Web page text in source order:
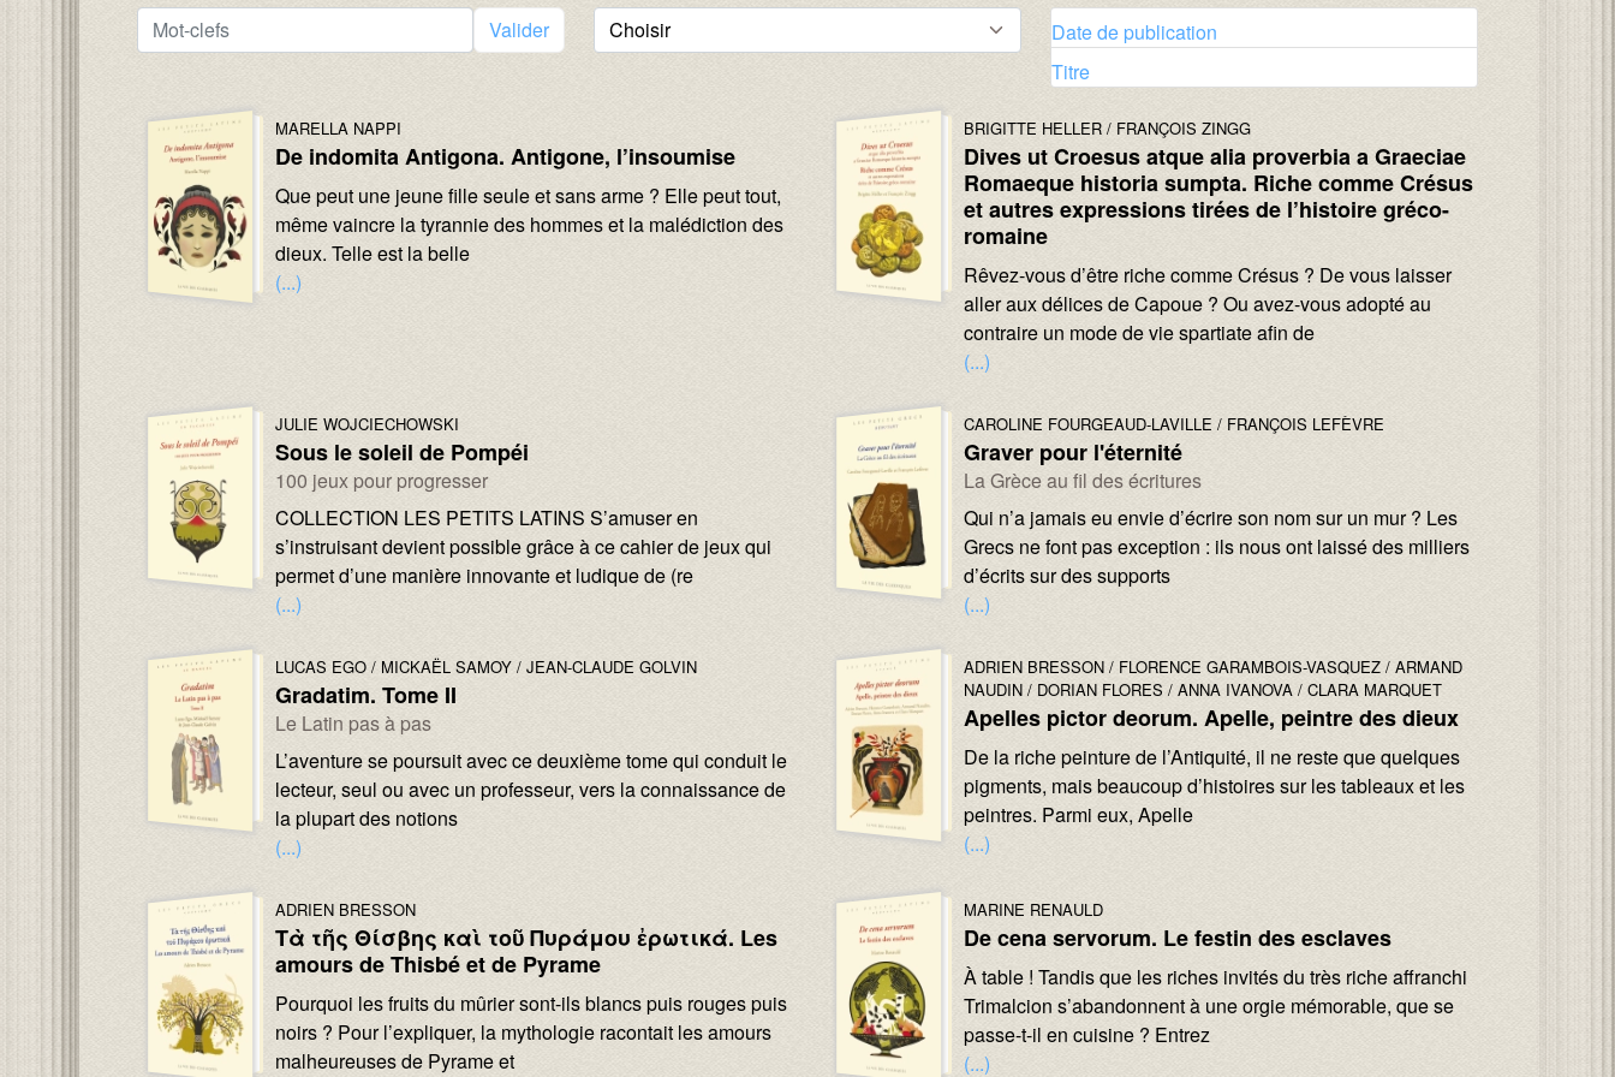
Valider
Date de publication
Titre
Image :
Image : AUTEURS :
MARELLA NAPPI
De indomita Antigona. Antigone, l’insoumise
Texte :
Que peut une jeune fille seule et sans arme ? Elle peut tout,
même vaincre la tyrannie des hommes et la malédiction des
dieux. Telle est la belle
(...)
Image :
Image : AUTEURS :
BRIGITTE HELLER FRANÇOIS ZINGG
Dives ut Croesus atque alia proverbia a Graeciae
Romaeque historia sumpta. Riche comme Crésus
et autres expressions tirées de l’histoire gréco-
romaine
Texte :
Rêvez-vous d’être riche comme Crésus ? De vous laisser
aller aux délices de Capoue ? Ou avez-vous adopté au
contraire un mode de vie spartiate afin de
(...)
Image :
Image : AUTEURS :
JULIE WOJCIECHOWSKI
Sous le soleil de Pompéi
Sous-titre :
100 jeux pour progresser
Texte :
COLLECTION LES PETITS LATINS S’amuser en
s’instruisant devient possible grâce à ce cahier de jeux qui
permet d’une manière innovante et ludique de (re
(...)
Image :
Image : AUTEURS :
CAROLINE FOURGEAUD-LAVILLE FRANÇOIS LEFÈVRE
Graver pour l'éternité
Sous-titre :
La Grèce au fil des écritures
Texte :
Qui n’a jamais eu envie d’écrire son nom sur un mur ? Les
Grecs ne font pas exception : ils nous ont laissé des milliers
d’écrits sur des supports
(...)
Image :
Image : AUTEURS :
LUCAS EGO MICKAËL SAMOY JEAN-CLAUDE GOLVIN
Gradatim. Tome II
Sous-titre :
Le Latin pas à pas
Texte :
L’aventure se poursuit avec ce deuxième tome qui conduit le
lecteur, seul ou avec un professeur, vers la connaissance de
la plupart des notions
(...)
Image :
Image : AUTEURS :
ADRIEN BRESSON FLORENCE GARAMBOIS-VASQUEZ
ARMAND
NAUDIN
DORIAN FLORES ANNA IVANOVA CLARA MARQUET
Apelles pictor deorum. Apelle, peintre des dieux
Texte :
De la riche peinture de l’Antiquité, il ne reste que quelques
pigments, mais beaucoup d’histoires sur les tableaux et les
peintres. Parmi eux, Apelle
(...)
Image :
Image : AUTEURS :
ADRIEN BRESSON
Τὰ τῆς Θίσβης καὶ τοῦ Πυράμου ἐρωτικά. Les
amours de Thisbé et de Pyrame
Texte :
Pourquoi les fruits du mûrier sont-ils blancs puis rouges puis
noirs ? Pour l’expliquer, la mythologie racontait les amours
malheureuses de Pyrame et
Image :
Image : AUTEURS :
MARINE RENAULD
De cena servorum. Le festin des esclaves
Texte :
À table ! Tandis que les riches invités du très riche affranchi
Trimalcion s’abandonnent à une orgie mémorable, que se
passe-t-il en cuisine ? Entrez
(...)